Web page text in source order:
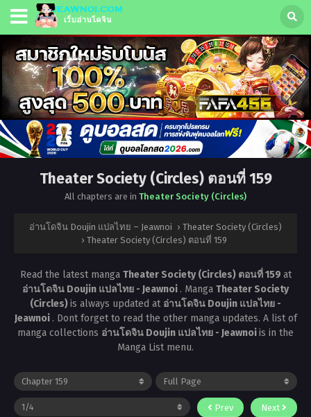
Theater Society (Circles) ตอนที่ 159
All chapters are in Theater Society (Circles)
อ่านโดจิน Doujin แปลไทย – Jeawnoi › Theater Society (Circles)
› Theater Society (Circles) ตอนที่ 159
Read the latest manga Theater Society (Circles) ตอนที่ 159 at
อ่านโดจิน Doujin แปลไทย - Jeawnoi . Manga Theater Society
(Circles)is always updated at อ่านโดจิน Doujin แปลไทย -
Jeawnoi . Dont forget to read the other manga updates. A list of
manga collections อ่านโดจิน Doujin แปลไทย - Jeawnoiis in the
Manga List menu.
Prev Next